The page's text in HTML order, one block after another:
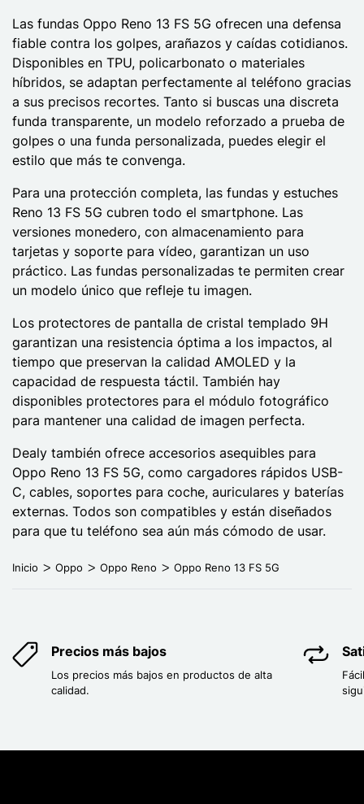
Las fundas Oppo Reno 13 FS 5G ofrecen una defensa
fiable contra los golpes, arañazos y caídas cotidianos.
Disponibles en TPU, policarbonato o materiales
híbridos, se adaptan perfectamente al teléfono gracias
a sus precisos recortes. Tanto si buscas una discreta
funda transparente, un modelo reforzado a prueba de
golpes o una funda personalizada, puedes elegir el
estilo que más te convenga.
Para una protección completa, las fundas y estuches
Reno 13 FS 5G cubren todo el smartphone. Las
versiones monedero, con almacenamiento para
tarjetas y soporte para vídeo, garantizan un uso
práctico. Las fundas personalizadas te permiten crear
un modelo único que refleje tu imagen.
Los protectores de pantalla de cristal templado 9H
garantizan una resistencia óptima a los impactos, al
tiempo que preservan la calidad AMOLED y la
capacidad de respuesta táctil. También hay
disponibles protectores para el módulo fotográfico
para mantener una calidad de imagen perfecta.
Dealy también ofrece accesorios asequibles para
Oppo Reno 13 FS 5G, como cargadores rápidos USB-
C, cables, soportes para coche, auriculares y baterías
externas. Todos son compatibles y están diseñados
para que tu teléfono sea aún más cómodo de usar.
Inicio Oppo Oppo Reno Oppo Reno 13 FS 5G
Precios más bajos
Los precios más bajos en productos de alta
calidad.